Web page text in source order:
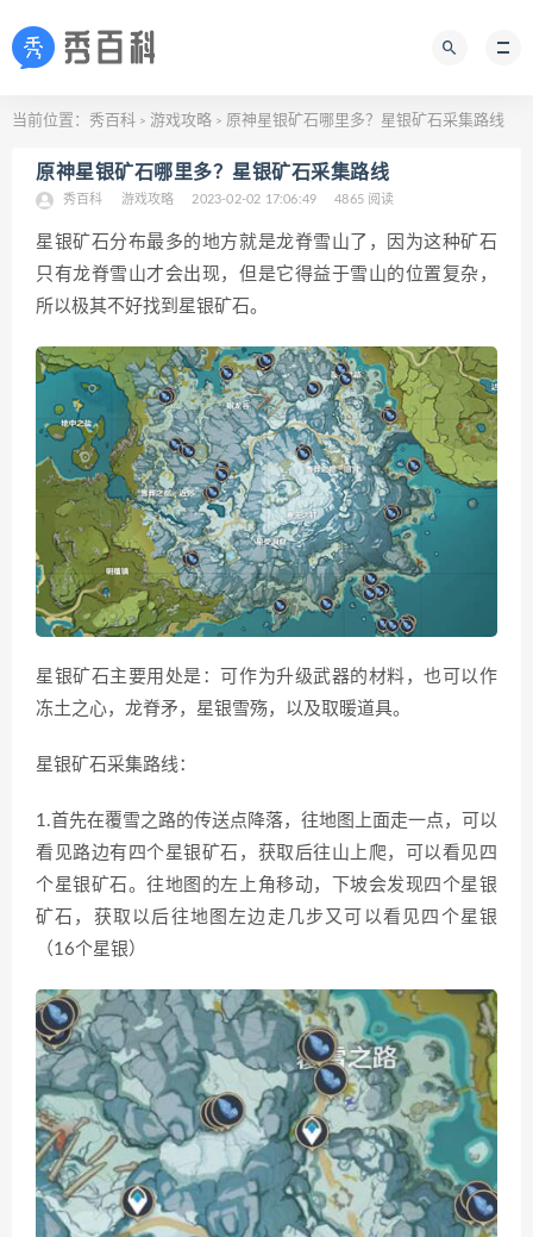
当前位置： 秀百科 > 游戏攻略 > 原神星银矿石哪里多？星银矿石采集路线
原神星银矿石哪里多？星银矿石采集路线
秀百科 游戏攻略 2023-02-02 17:06:49 4865 阅读
星银矿石分布最多的地方就是龙脊雪山了，因为这种矿石
只有龙脊雪山才会出现，但是它得益于雪山的位置复杂，
所以极其不好找到星银矿石。
星银矿石主要用处是：可作为升级武器的材料，也可以作
冻土之心，龙脊矛，星银雪殇，以及取暖道具。
星银矿石采集路线：
1.首先在覆雪之路的传送点降落，往地图上面走一点，可以
看见路边有四个星银矿石，获取后往山上爬，可以看见四
个星银矿石。往地图的左上角移动，下坡会发现四个星银
矿石，获取以后往地图左边走几步又可以看见四个星银
（16个星银）